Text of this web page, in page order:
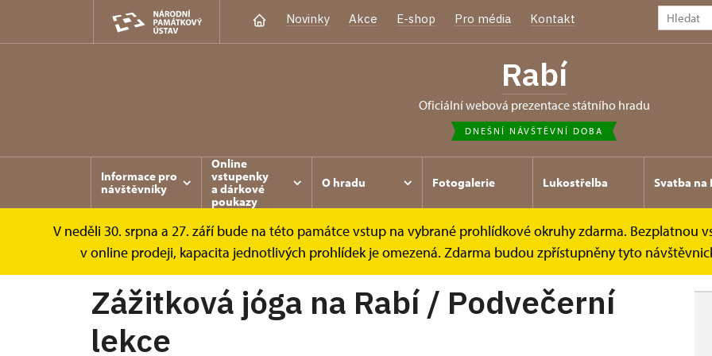
Novinky Akce E-shop Pro média Kontakt
Rabí
oficiální webová prezentace státního hradu
DNEŠNÍ NÁVŠTĚVNÍ DOBA
Informace pro
návštěvníky
Online
vstupenky
a dárkové
poukazy
O hradu Fotogalerie Lukostřelba Svatba na
V neděli 30. srpna a 27. září bude na této památce vstup na vybrané prohlídkové okruhy zdarma. Bezplatnou
v online prodeji, kapacita jednotlivých prohlídek je omezená. Zdarma budou zpřístupněny tyto
Rabí Akce Zážitková jóga na Rabí /...
Zážitková jóga na Rabí / Podvečerní
lekce